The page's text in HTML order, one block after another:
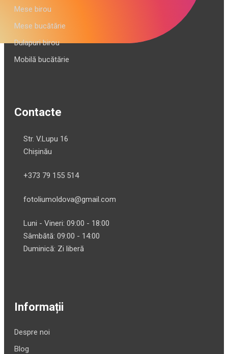
Mese birou
Mese bucătărie
Dulapuri birou
Mobilă bucătărie
Contacte
Str. V.Lupu 16
Chișinău
+373 79 155 514
fotoliumoldova@gmail.com
Luni - Vineri: 09:00 - 18:00
Sâmbătă: 09:00 - 14:00
Duminică: Zi liberă
Informații
Despre noi
Blog